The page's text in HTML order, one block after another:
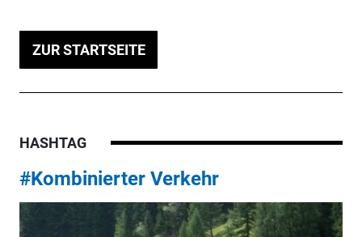
ZUR STARTSEITE
HASHTAG
#Kombinierter Verkehr